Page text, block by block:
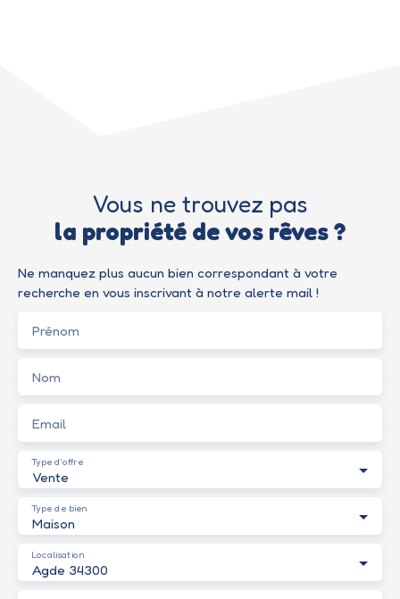
Vous ne trouvez pas
la propriété de vos rêves ?
Ne manquez plus aucun bien correspondant à votre
recherche en vous inscrivant à notre alerte mail !
Prénom
Nom
Email
Vente
Type d'offre
Maison
Type de bien
Agde 34300
Localisation